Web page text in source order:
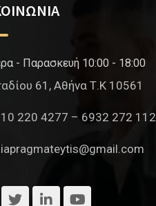
- Παρασκευή 10:00 - 18:00
61, Αθήνα Τ.Κ 10561
220 4277 – 6932 272 112